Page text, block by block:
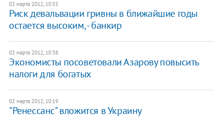
02 марта 2012, 10:55
Риск девальвации гривны в ближайшие годы
остается высоким, - банкир
02 марта 2012, 10:38
Экономисты посоветовали Азарову повысить
налоги для богатых
02 марта 2012, 10:19
"Ренессанс" вложится в Украину